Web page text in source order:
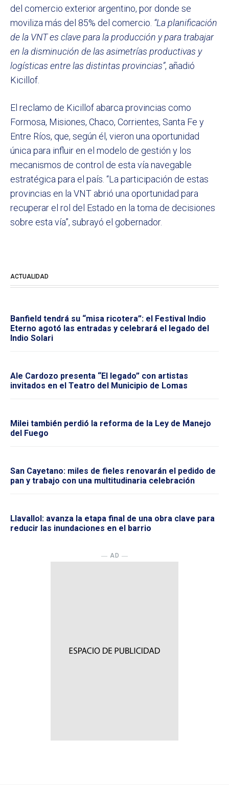
del comercio exterior argentino, por donde se
moviliza más del 85% del comercio. “La planificación
de la VNT es clave para la producción y para trabajar
en la disminución de las asimetrías productivas y
logísticas entre las distintas provincias”, añadió
Kicillof.
El reclamo de Kicillof abarca provincias como
Formosa, Misiones, Chaco, Corrientes, Santa Fe y
Entre Ríos, que, según él, vieron una oportunidad
única para influir en el modelo de gestión y los
mecanismos de control de esta vía navegable
estratégica para el país. “La participación de estas
provincias en la VNT abrió una oportunidad para
recuperar el rol del Estado en la toma de decisiones
sobre esta vía”, subrayó el gobernador.
ACTUALIDAD
Banfield tendrá su “misa ricotera”: el Festival Indio
Eterno agotó las entradas y celebrará el legado del
Indio Solari
Ale Cardozo presenta “El legado” con artistas
invitados en el Teatro del Municipio de Lomas
Milei también perdió la reforma de la Ley de Manejo
del Fuego
San Cayetano: miles de fieles renovarán el pedido de
pan y trabajo con una multitudinaria celebración
Llavallol: avanza la etapa final de una obra clave para
reducir las inundaciones en el barrio
― AD ―